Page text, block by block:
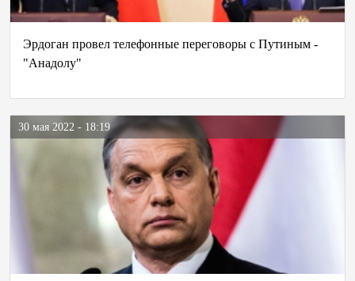
Эрдоган провел телефонные переговоры с Путиным -
"Анадолу"
30 мая 2022 - 18:19